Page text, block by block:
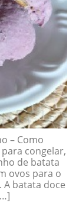
– Como
congelar,
de batata
ovos para o
A batata doce